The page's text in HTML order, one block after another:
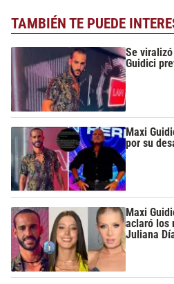
TAMBIÉN TE PUEDE
Se
Guidici
Maxi
por su
Maxi
aclaró los
Juliana